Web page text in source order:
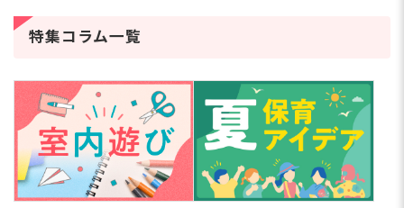
特集コラム一覧